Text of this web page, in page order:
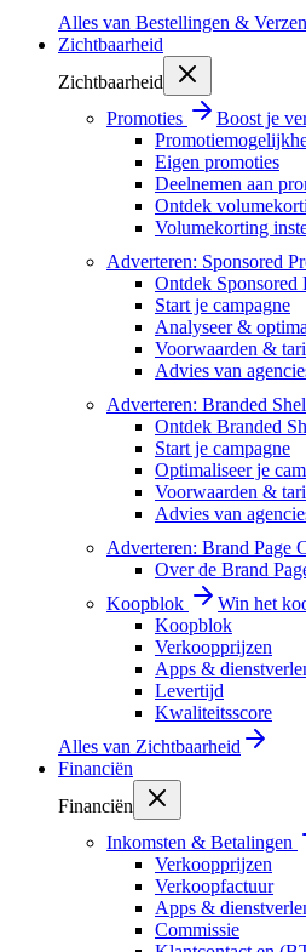
Alles van Bestellingen &
Zichtbaarheid
Zichtbaarheid
Promoties
Boost je
Eigen promoties
Deelnemen aan
Ontdek
Volumekorting
Adverteren: Sponsored
Ontdek Sponsored
Start je campagne
Analyseer &
Voorwaarden &
Advies van
Adverteren: Branded
Ontdek Branded
Start je campagne
Optimaliseer je
Voorwaarden &
Advies van
Adverteren: Brand Page
Over de Brand
Koopblok
Win het
Koopblok
Verkoopprijzen
Apps &
Levertijd
Kwaliteitsscore
Alles van Zichtbaarheid
Financiën
Financiën
Inkomsten & Betalingen
Verkoopprijzen
Verkoopfactuur
Apps &
Commissie